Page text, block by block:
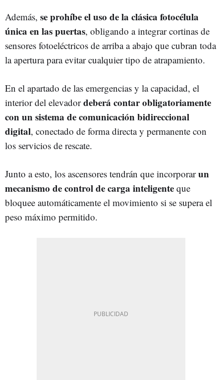
Además, se prohíbe el uso de la clásica fotocélula
única en las puertas, obligando a integrar cortinas de
sensores fotoeléctricos de arriba a abajo que cubran toda
la apertura para evitar cualquier tipo de atrapamiento.
En el apartado de las emergencias y la capacidad, el
interior del elevadordeberá contar obligatoriamente
con un sistema de comunicación bidireccional
digital, conectado de forma directa y permanente con
los servicios de rescate.
Junto a esto, los ascensores tendrán que incorporarun
mecanismo de control de carga inteligente que
bloquee automáticamente el movimiento si se supera el
peso máximo permitido.